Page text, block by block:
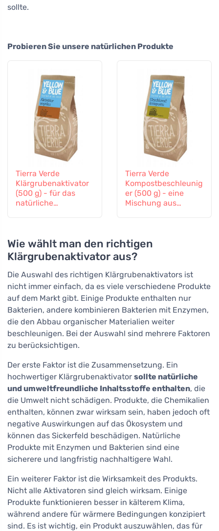
sollte.
Probieren Sie unsere natürlichen Produkte
Tierra Verde
Klärgrubenaktivator
(500 g) - für das
natürliche
Tierra Verde
Kompostbeschleunig
er (500 g) - eine
Mischung aus
Wie wählt man den richtigen
Klärgrubenaktivator aus?
Die Auswahl des richtigen Klärgrubenaktivators ist
nicht immer einfach, da es viele verschiedene Produkte
auf dem Markt gibt. Einige Produkte enthalten nur
Bakterien, andere kombinieren Bakterien mit Enzymen,
die den Abbau organischer Materialien weiter
beschleunigen. Bei der Auswahl sind mehrere Faktoren
zu berücksichtigen.
Der erste Faktor ist die Zusammensetzung. Ein
hochwertiger Klärgrubenaktivator sollte natürliche
und umweltfreundliche Inhaltsstoffe enthalten, die
die Umwelt nicht schädigen. Produkte, die Chemikalien
enthalten, können zwar wirksam sein, haben jedoch oft
negative Auswirkungen auf das Ökosystem und
können das Sickerfeld beschädigen. Natürliche
Produkte mit Enzymen und Bakterien sind eine
sicherere und langfristig nachhaltigere Wahl.
Ein weiterer Faktor ist die Wirksamkeit des Produkts.
Nicht alle Aktivatoren sind gleich wirksam. Einige
Produkte funktionieren besser in kälterem Klima,
während andere für wärmere Bedingungen konzipiert
sind. Es ist wichtig, ein Produkt auszuwählen, das für